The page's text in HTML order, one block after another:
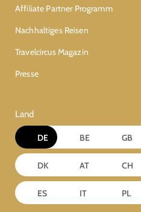
Affiliate Partner Programm
Nachhaltiges Reisen
Travelcircus Magazin
Presse
Land
DE BE GB
DK AT CH
ES IT PL